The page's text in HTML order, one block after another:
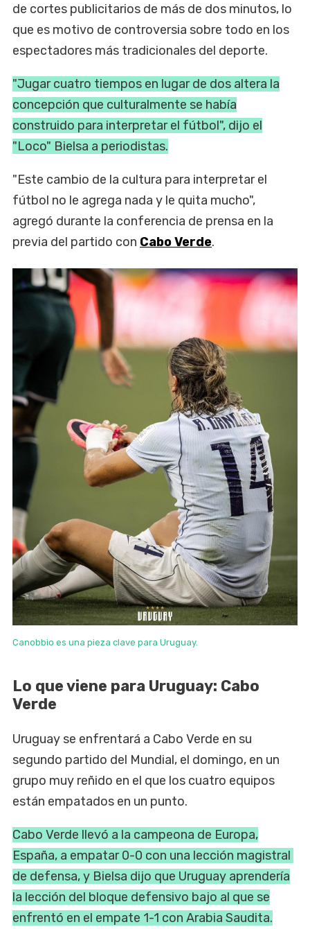
de cortes publicitarios de más de dos minutos, lo
que es motivo de controversia sobre todo en los
espectadores más tradicionales del deporte.
"Jugar cuatro tiempos en ‌lugar de dos altera la
concepción que ⁠culturalmente se había
construido para interpretar el fútbol", dijo el
"Loco" Bielsa a periodistas.
"Este cambio de la cultura para interpretar el
fútbol no le agrega nada y le quita mucho",
agregó durante la conferencia de prensa en la
previa del partido con Cabo Verde.
Canobbio es una pieza clave para Uruguay.
Lo que viene para Uruguay: Cabo
Verde
Uruguay se enfrentará ⁠a Cabo Verde en su
segundo partido del Mundial, el domingo, en un
grupo muy reñido en el que los cuatro equipos
están empatados en un punto.
Cabo Verde llevó a la campeona de Europa,
España, a empatar 0-0 con una lección magistral ​
de defensa, ​y Bielsa dijo que Uruguay aprendería
la lección del bloque ​defensivo bajo al que se
enfrentó en el ‌empate 1-1 con Arabia Saudita.